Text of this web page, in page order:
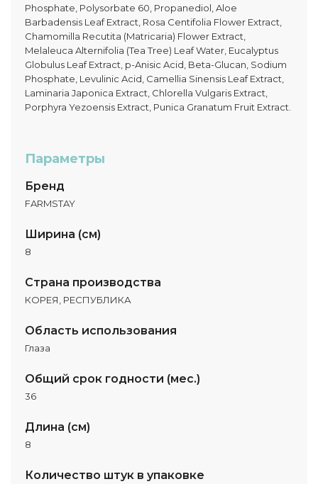
Phosphate, Polysorbate 60, Propanediol, Aloe
Barbadensis Leaf Extract, Rosa Centifolia Flower Extract,
Chamomilla Recutita (Matricaria) Flower Extract,
Melaleuca Alternifolia (Tea Tree) Leaf Water, Eucalyptus
Globulus Leaf Extract, p-Anisic Acid, Beta-Glucan, Sodium
Phosphate, Levulinic Acid, Camellia Sinensis Leaf Extract,
Laminaria Japonica Extract, Chlorella Vulgaris Extract,
Porphyra Yezoensis Extract, Punica Granatum Fruit Extract.
Параметры
Бренд
FARMSTAY
Ширина (см)
8
Страна производства
КОРЕЯ, РЕСПУБЛИКА
Область использования
Глаза
Общий срок годности (мес.)
36
Длина (см)
8
Количество штук в упаковке